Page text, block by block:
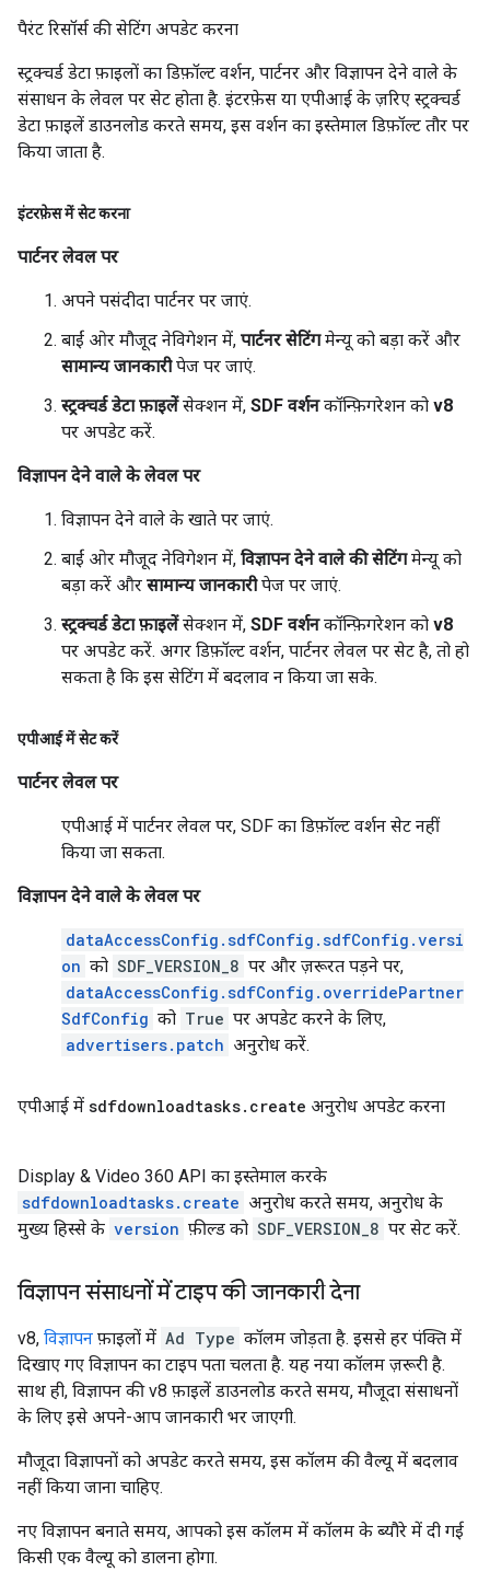
पैरंट रिसॉर्स की सेटिंग अपडेट करना
स्ट्रक्चर्ड डेटा फ़ाइलों का डिफ़ॉल्ट वर्शन, पार्टनर और विज्ञापन देने वाले के
संसाधन के लेवल पर सेट होता है. इंटरफ़ेस या एपीआई के ज़रिए स्ट्रक्चर्ड
डेटा फ़ाइलें डाउनलोड करते समय, इस वर्शन का इस्तेमाल डिफ़ॉल्ट तौर पर
किया जाता है.
इंटरफ़ेस में सेट करना
पार्टनर लेवल पर
अपने पसंदीदा पार्टनर पर जाएं.
बाईं ओर मौजूद नेविगेशन में, पार्टनर सेटिंगमेन्यू को बड़ा करें और
सामान्य जानकारीपेज पर जाएं.
स्ट्रक्चर्ड डेटा फ़ाइलेंसेक्शन में, SDF वर्शनकॉन्फ़िगरेशन को v8
पर अपडेट करें.
विज्ञापन देने वाले के लेवल पर
विज्ञापन देने वाले के खाते पर जाएं.
बाईं ओर मौजूद नेविगेशन में, विज्ञापन देने वाले की सेटिंगमेन्यू को
बड़ा करें और सामान्य जानकारीपेज पर जाएं.
स्ट्रक्चर्ड डेटा फ़ाइलेंसेक्शन में, SDF वर्शनकॉन्फ़िगरेशन को v8
पर अपडेट करें. अगर डिफ़ॉल्ट वर्शन, पार्टनर लेवल पर सेट है, तो हो
सकता है कि इस सेटिंग में बदलाव न किया जा सके.
एपीआई में सेट करें
पार्टनर लेवल पर
एपीआई में पार्टनर लेवल पर, SDF का डिफ़ॉल्ट वर्शन सेट नहीं
किया जा सकता.
विज्ञापन देने वाले के लेवल पर
dataAccessConfig.sdfConfig.sdfConfig.versi
on को SDF_VERSION_8 पर और ज़रूरत पड़ने पर,
dataAccessConfig.sdfConfig.overridePartner
SdfConfig को True पर अपडेट करने के लिए,
advertisers.patch अनुरोध करें.
एपीआई में sdfdownloadtasks. create अनुरोध अपडेट करना
Display & Video 360 API का इस्तेमाल करके
sdfdownloadtasks.create अनुरोध करते समय, अनुरोध के
मुख्य हिस्से के version फ़ील्ड को SDF_VERSION_8 पर सेट करें.
विज्ञापन संसाधनों में टाइप की जानकारी देना
v8, विज्ञापन फ़ाइलों में Ad Type कॉलम जोड़ता है. इससे हर पंक्ति में
दिखाए गए विज्ञापन का टाइप पता चलता है. यह नया कॉलम ज़रूरी है.
साथ ही, विज्ञापन की v8 फ़ाइलें डाउनलोड करते समय, मौजूदा संसाधनों
के लिए इसे अपने-आप जानकारी भर जाएगी.
मौजूदा विज्ञापनों को अपडेट करते समय, इस कॉलम की वैल्यू में बदलाव
नहीं किया जाना चाहिए.
नए विज्ञापन बनाते समय, आपको इस कॉलम में कॉलम के ब्यौरे में दी गई
किसी एक वैल्यू को डालना होगा.